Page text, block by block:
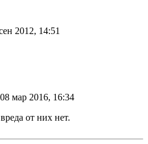
2012, 14:51
08 мар 2016, 16:34
от них нет.